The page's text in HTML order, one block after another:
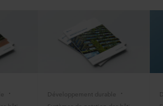
Développement durable